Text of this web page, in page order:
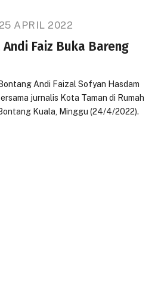
25 APRIL 2022
Faiz Buka Bareng
Andi Faizal Sofyan Hasdam
jurnalis Kota Taman di Rumah
Kuala, Minggu (24/4/2022).